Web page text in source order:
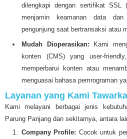
dilengkapi dengan sertifikat SSL
menjamin keamanan data dan
pengunjung saat bertransaksi atau
Mudah Dioperasikan: Kami
konten (CMS) yang user-
memperbarui konten atau
menguasai bahasa pemrograman
Layanan yang Kami
Kami melayani berbagai jenis
Parung Panjang dan sekitarnya, antara
Company Profile: Cocok untuk